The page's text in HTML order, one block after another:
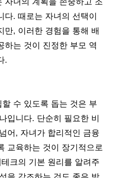
다. 때로는 자녀의 선택이
만, 이러한 경험을 통해 배
하는 것이 진정한 부모 역
.
수 있도록 돕는 것은 부
입니다. 단순히 필요한 비
어, 자녀가 합리적인 금융
교육하는 것이 장기적으로
크의 기본 원리를 알려주